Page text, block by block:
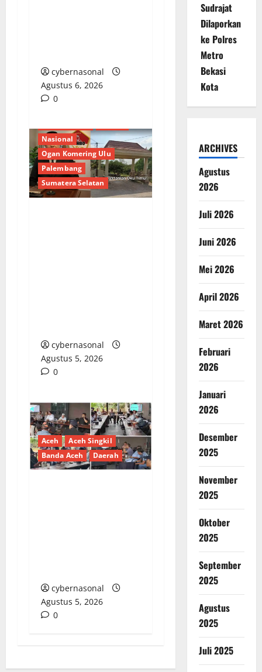
cybernasonal
Agustus 6, 2026
0
Nasional
Ogan Komering Ulu
Palembang
Sumatera Selatan
cybernasonal
Agustus 5, 2026
0
Aceh
Aceh Singkil
Banda Aceh
Daerah
cybernasonal
Agustus 5, 2026
0
Sudrajat
Dilaporkan
ke Polres
Metro
Bekasi
Kota
ARCHIVES
Agustus
2026
Juli 2026
Juni 2026
Mei 2026
April 2026
Maret 2026
Februari
2026
Januari
2026
Desember
2025
November
2025
Oktober
2025
September
2025
Agustus
2025
Juli 2025